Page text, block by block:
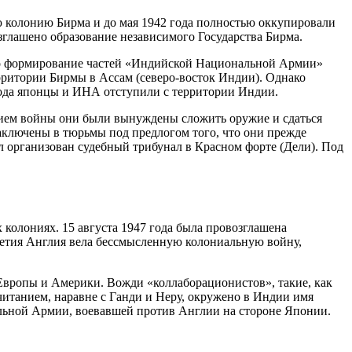
Бирма и до мая 1942 года полностью оккупировали
образование независимого Государства Бирма.
частей «Индийской Национальной Армии»
Бирмы в Ассам (северо-восток Индии). Однако
японцы и ИНА отступили с территории Индии.
войны они были вынуждены сложить оружие и сдаться
в тюрьмы под предлогом того, что они прежде
судебный трибунал в Красном форте (Дели). Под
15 августа 1947 года была провозглашена
Англия вела бессмысленную колониальную войну,
и Америки. Вожди «коллаборационистов», такие, как
наравне с Ганди и Неру, окружено в Индии имя
Армии, воевавшей против Англии на стороне Японии.